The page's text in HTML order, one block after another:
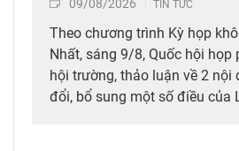
09/08/2026 TIN TỨC
Theo chương trình Kỳ họp
Nhất, sáng 9/8, Quốc hội họp
hội trường, thảo luận về 2 nội
đổi, bổ sung một số điều của